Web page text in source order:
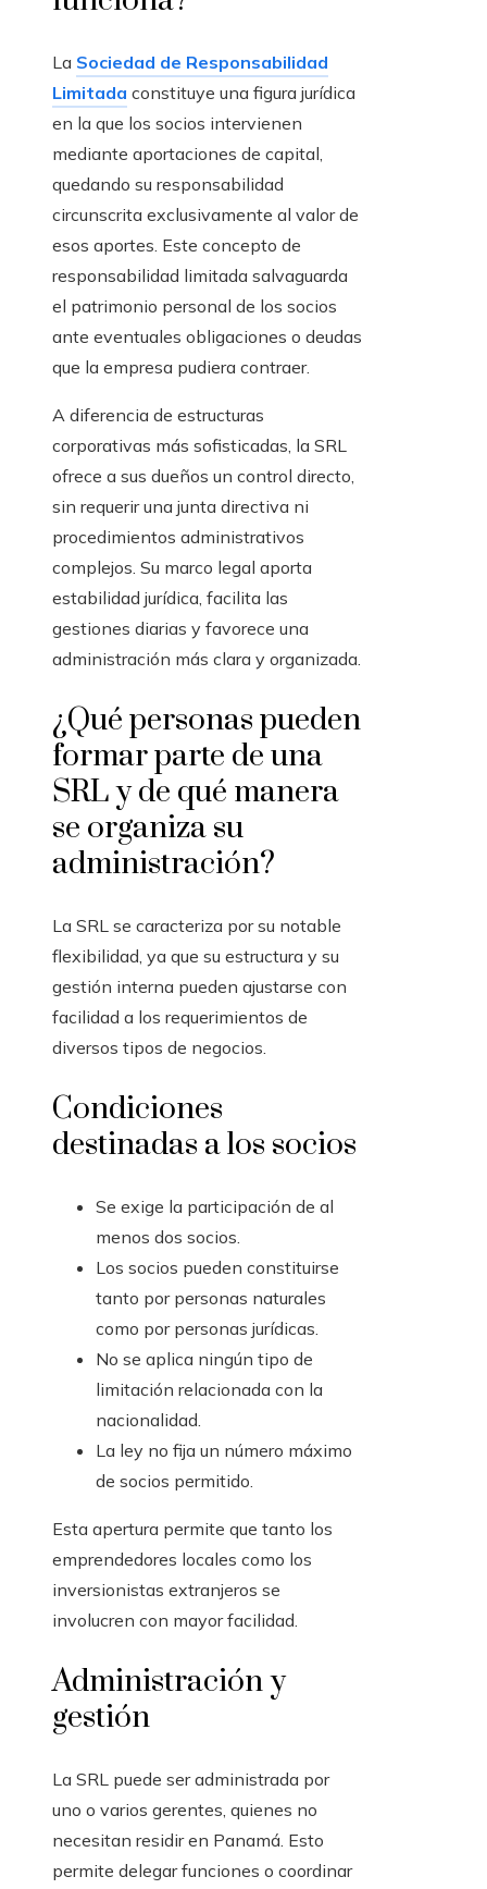
La Sociedad de Responsabilidad
Limitada constituye una figura jurídica
en la que los socios intervienen
mediante aportaciones de capital,
quedando su responsabilidad
circunscrita exclusivamente al valor de
esos aportes. Este concepto de
responsabilidad limitada salvaguarda
el patrimonio personal de los socios
ante eventuales obligaciones o deudas
que la empresa pudiera contraer.
A diferencia de estructuras
corporativas más sofisticadas, la SRL
ofrece a sus dueños un control directo,
sin requerir una junta directiva ni
procedimientos administrativos
complejos. Su marco legal aporta
estabilidad jurídica, facilita las
gestiones diarias y favorece una
administración más clara y organizada.
¿Qué personas pueden
formar parte de una
SRL y de qué manera
se organiza su
administración?
La SRL se caracteriza por su notable
flexibilidad, ya que su estructura y su
gestión interna pueden ajustarse con
facilidad a los requerimientos de
diversos tipos de negocios.
Condiciones
destinadas a los socios
Se exige la participación de al
menos dos socios.
Los socios pueden constituirse
tanto por personas naturales
como por personas jurídicas.
No se aplica ningún tipo de
limitación relacionada con la
nacionalidad.
La ley no fija un número máximo
de socios permitido.
Esta apertura permite que tanto los
emprendedores locales como los
inversionistas extranjeros se
involucren con mayor facilidad.
Administración y
gestión
La SRL puede ser administrada por
uno o varios gerentes, quienes no
necesitan residir en Panamá. Esto
permite delegar funciones o coordinar